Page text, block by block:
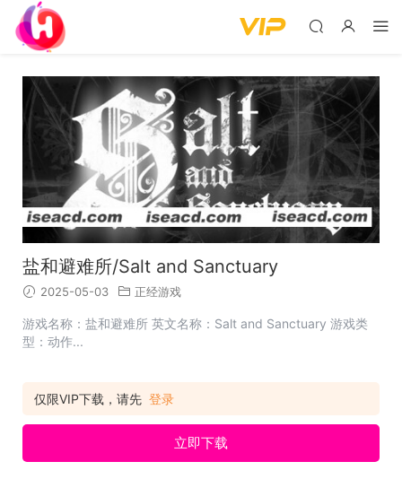
盐和避难所/Salt and Sanctuary
2025-05-03 正经游戏
游戏名称：盐和避难所 英文名称：Salt and Sanctuary 游戏类
型：动作...
仅限VIP下载，请先 登录
立即下载